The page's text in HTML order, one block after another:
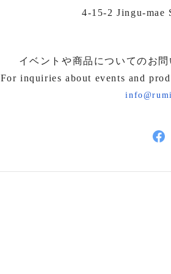
4-15-2 Jingu-mae
イベントや商品についてのお
For inquiries about events and